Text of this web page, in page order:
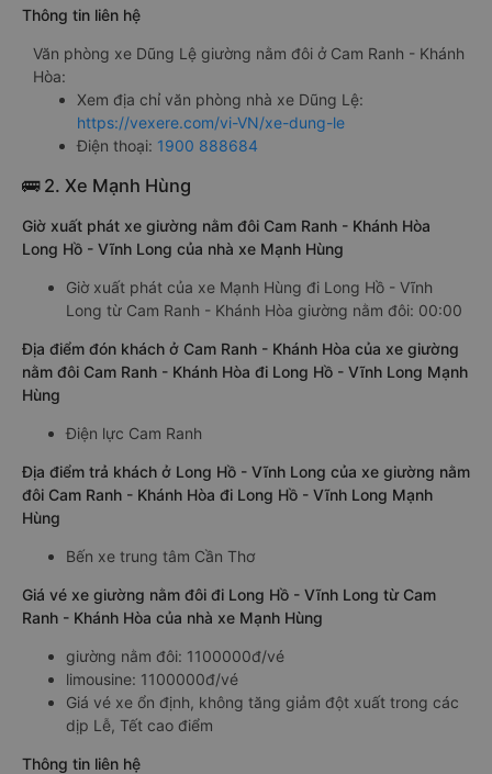
Thông tin liên hệ
Văn phòng xe Dũng Lệ giường nằm đôi ở Cam Ranh - Khánh
Hòa:
Xem địa chỉ văn phòng nhà xe Dũng Lệ:
https://vexere.com/vi-VN/xe-dung-le
Điện thoại: 1900 888684
🚌 2. Xe Mạnh Hùng
Giờ xuất phát xe giường nằm đôi Cam Ranh - Khánh Hòa
Long Hồ - Vĩnh Long của nhà xe Mạnh Hùng
Giờ xuất phát của xe Mạnh Hùng đi Long Hồ - Vĩnh
Long từ Cam Ranh - Khánh Hòa giường nằm đôi: 00:00
Địa điểm đón khách ở Cam Ranh - Khánh Hòa của xe giường
nằm đôi Cam Ranh - Khánh Hòa đi Long Hồ - Vĩnh Long Mạnh
Hùng
Điện lực Cam Ranh
Địa điểm trả khách ở Long Hồ - Vĩnh Long của xe giường nằm
đôi Cam Ranh - Khánh Hòa đi Long Hồ - Vĩnh Long Mạnh
Hùng
Bến xe trung tâm Cần Thơ
Giá vé xe giường nằm đôi đi Long Hồ - Vĩnh Long từ Cam
Ranh - Khánh Hòa của nhà xe Mạnh Hùng
giường nằm đôi: 1100000đ/vé
limousine: 1100000đ/vé
Giá vé xe ổn định, không tăng giảm đột xuất trong các
dịp Lễ, Tết cao điểm
Thông tin liên hệ